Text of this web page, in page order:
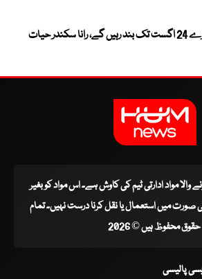
سکندر حیات
والا مواد ادارتی ٹیم کی کاوش ہے۔ اس مواد کو بغیر
میں استعمال یا نقل کرنا درست نہیں۔ تمام
حقوق محفوظ ہیں © 2026
پالیسی